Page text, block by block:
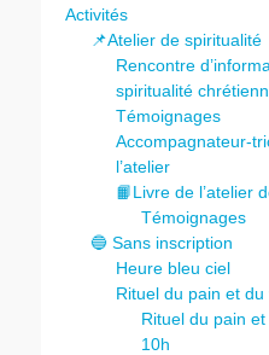
Activités
📌Atelier de spiritualité
Rencontre
spiritualité
Témoignages
Accompagnateur-
l’atelier
📙Livre de l’atelier
Témoignages
🔵 Sans inscription
Heure bleu ciel
Rituel du pain et du
Rituel du pain
10h